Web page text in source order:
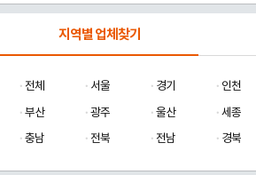
지역별 업체찾기
전체 서울 경기 인천
부산
광주 울산 세종
충남
전북 전남 경북